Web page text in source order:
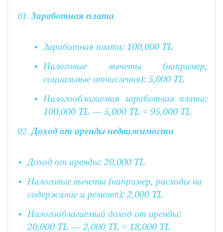
Заработная плата
Заработная плата: 100,000 TL
Налоговые вычеты (например,
социальные отчисления): 5,000 TL
Налогооблагаемая заработная плата:
100,000 TL — 5,000 TL = 95,000 TL
Доход от аренды недвижимости
Доход от аренды: 20,000 TL
Налоговые вычеты (например, расходы на
содержание и ремонт): 2,000 TL
Налогооблагаемый доход от аренды:
20,000 TL — 2,000 TL = 18,000 TL